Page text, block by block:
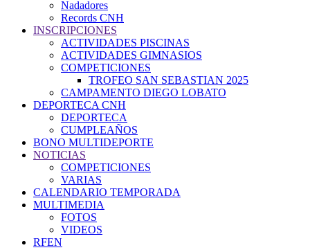
Nadadores
Records CNH
INSCRIPCIONES
ACTIVIDADES PISCINAS
ACTIVIDADES GIMNASIOS
COMPETICIONES
TROFEO SAN SEBASTIAN 2025
CAMPAMENTO DIEGO LOBATO
DEPORTECA CNH
DEPORTECA
CUMPLEAÑOS
BONO MULTIDEPORTE
NOTICIAS
COMPETICIONES
VARIAS
CALENDARIO TEMPORADA
MULTIMEDIA
FOTOS
VIDEOS
RFEN